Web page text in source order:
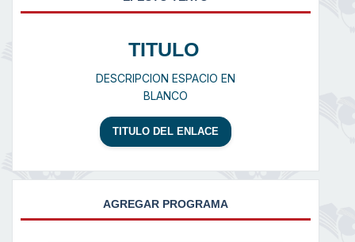
TITULO
DESCRIPCION ESPACIO EN
BLANCO
TITULO DEL ENLACE
AGREGAR PROGRAMA